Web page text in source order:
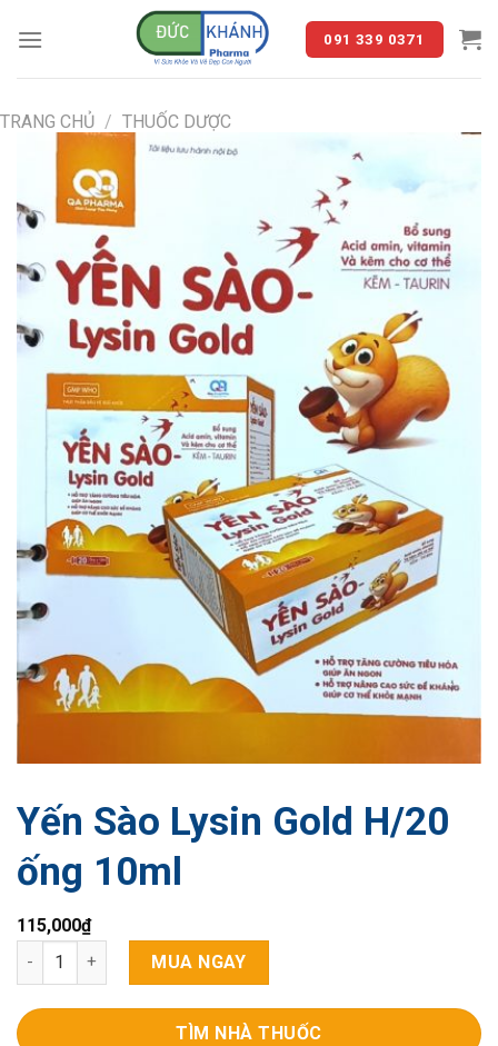
091 339 0371
TRANG CHỦ / THUỐC DƯỢC
Yến Sào Lysin Gold H/20
ống 10ml
115,000₫
Yến Sào Lysin Gold H/20 ống 10ml số lượng
MUA NGAY
TÌM NHÀ THUỐC